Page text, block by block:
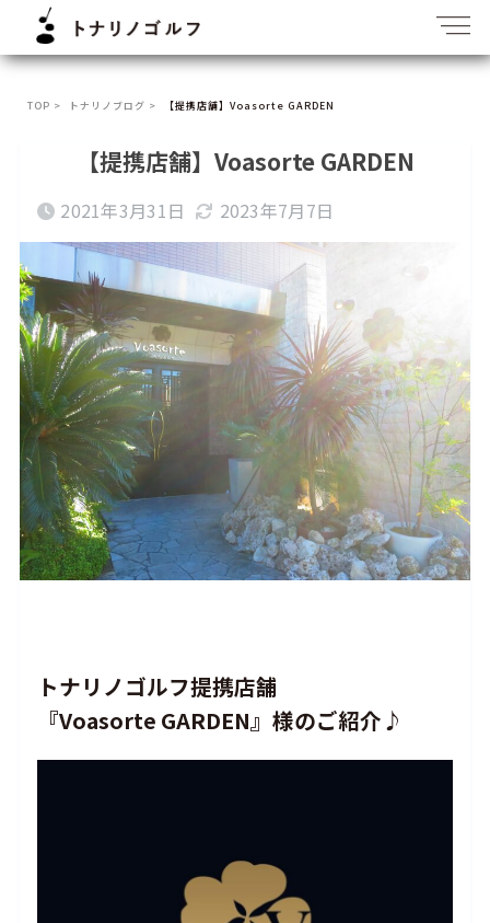
TOP > トナリノブログ > 【提携店舗】Voasorte GARDEN
【提携店舗】Voasorte GARDEN
2021年3月31日 2023年7月7日
トナリノゴルフ提携店舗
『Voasorte GARDEN』様のご紹介♪